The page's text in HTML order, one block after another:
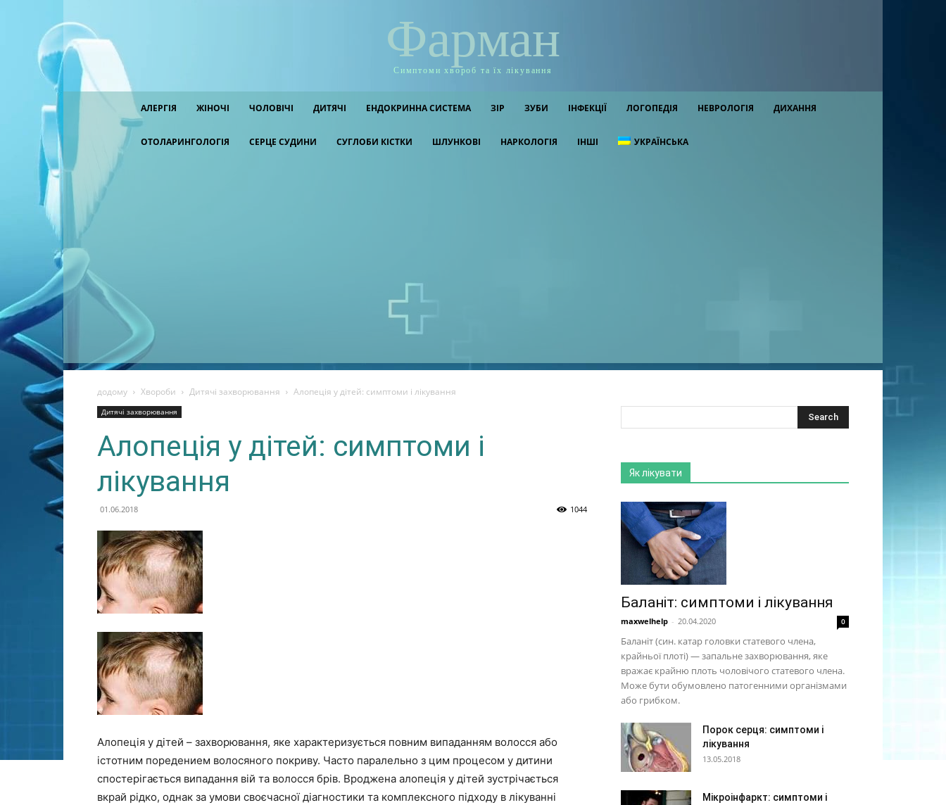
Фарман
Симптоми хвороб та їх лікування
АЛЕРГІЯ ЖІНОЧІ ЧОЛОВІЧІ ДИТЯЧІ ЕНДОКРИННА СИСТЕМА ЗІР ЗУБИ ІНФЕКЦІЇ ЛОГОПЕДІЯ НЕВРОЛОГІЯ ДИХАННЯ
ОТОЛАРИНГОЛОГІЯ СЕРЦЕ СУДИНИ СУГЛОБИ КІСТКИ ШЛУНКОВІ НАРКОЛОГІЯ ІНШІ УКРАЇНСЬКА
додому Хвороби Дитячі захворювання Алопеція у дітей: симптоми і лікування
Дитячі захворювання
Алопеція у дітей: симптоми і
лікування
01.06.2018 1044
Алопеція у дітей – захворювання, яке характеризується повним випаданням волосся або
істотним поредением волосяного покриву. Часто паралельно з цим процесом у дитини
спостерігається випадання вій та волосся брів. Вроджена алопеція у дітей зустрічається
вкрай рідко, однак за умови своєчасної діагностики та комплексного підходу в лікуванні
Як лікувати
Баланіт: симптоми і лікування
maxwelhelp - 20.04.2020 0
Баланіт (син. катар головки статевого члена,
крайньої плоті) — запальне захворювання, яке
вражає крайню плоть чоловічого статевого члена.
Може бути обумовлено патогенними організмами
або грибком.
Порок серця: симптоми і
лікування
13.05.2018
Мікроінфаркт: симптоми і